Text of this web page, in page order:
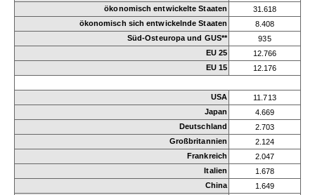
ökonomisch entwickelte Staaten
31.618
ökonomisch sich entwickelnde Staaten
8.408
Süd-Osteuropa und GUS**
935
EU 25
12.766
EU 15
12.176
USA
11.713
Japan
4.669
Deutschland
2.703
Großbritannien
2.124
Frankreich
2.047
Italien
1.678
China
1.649